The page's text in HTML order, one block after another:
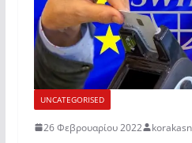
UNCATEGORISED
26 Φεβρουαρίου 2022